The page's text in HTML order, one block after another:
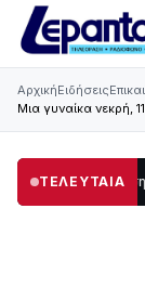
ΑρχικήΕιδήσεις
Μια γυναίκα νεκρή,
ΤΕΛΕΥΤΑΙΑ
Παράδοση, Χορός &